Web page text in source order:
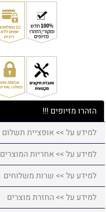
הזהרו מזיופים !!!
למידע על >> אופציית תשלום
למידע על >> אחריות המוצרים
למידע על >> שרות משלוחים
למידע על >> החזרת מוצרים